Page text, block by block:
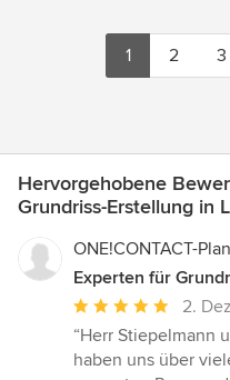
1 2 3
Hervorgehobene
Grundriss-Erstellung in
ONE!CONTACT-
Experten für
Durchschnittliche
Bewertung:
5
2.
“Herr Stiepelmann
haben uns über